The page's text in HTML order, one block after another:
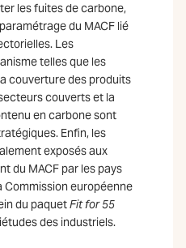
les fuites de carbone,
du MACF lié
Les
telles que les
couverture des produits
couverts et la
en carbone sont
Enfin, les
exposés aux
du MACF par les pays
Commission européenne
du paquetFit for 55
des industriels.